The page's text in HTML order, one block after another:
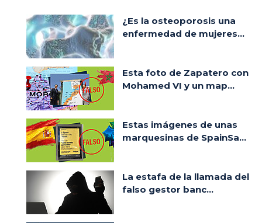
¿Es la osteoporosis una
enfermedad de mujeres...
Esta foto de Zapatero con
Mohamed VI y un map...
Estas imágenes de unas
marquesinas de SpainSa...
La estafa de la llamada del
falso gestor banc...